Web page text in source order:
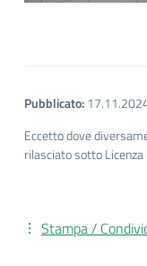
Pubblicato:
Eccetto dove
rilasciato sotto
Stampa /